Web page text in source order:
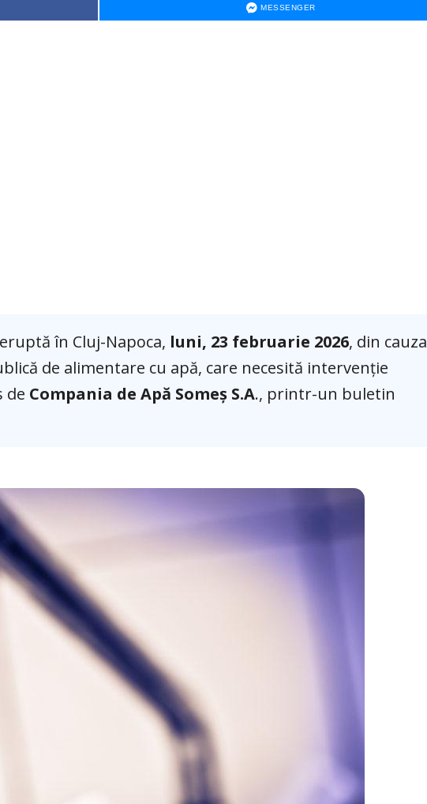
MESSENGER
în Cluj-Napoca, luni, 23 februarie 2026, din cauza
de alimentare cu apă, care necesită intervenție
de Compania de Apă Someș S.A., printr-un buletin